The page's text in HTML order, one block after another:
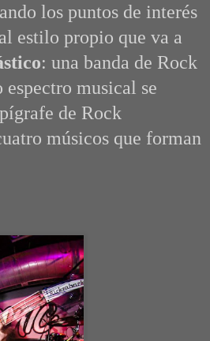
los puntos de interés
estilo propio que va a
: una banda de Rock
musical se
de Rock
músicos que forman